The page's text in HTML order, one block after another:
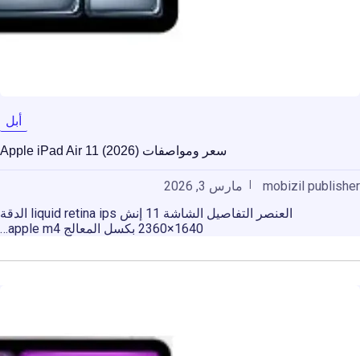
أبل
سعر ومواصفات Apple iPad Air 11 (2026)
mobizil publisher
مارس 3, 2026
العنصر التفاصيل الشاشة 11 إنش liquid retina ips الدقة
1640×2360 بكسل المعالج apple m4…